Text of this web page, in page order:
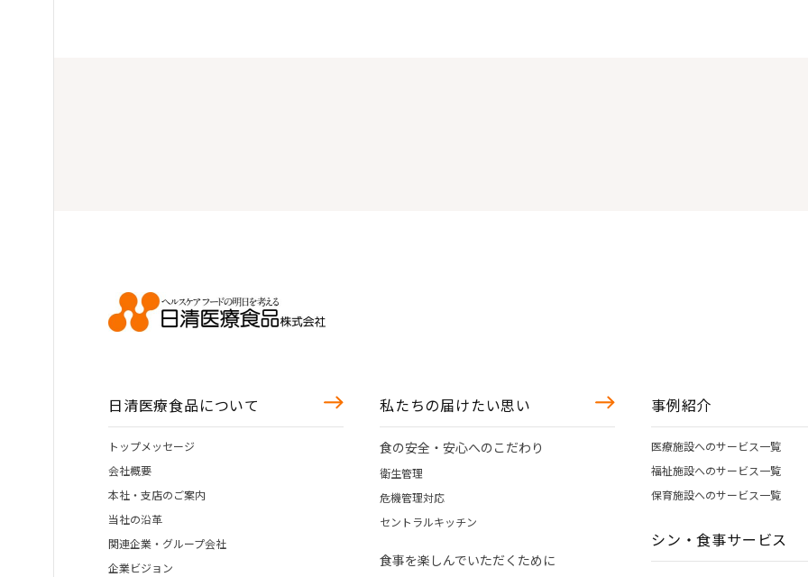
日清医療食品について
トップメッセージ
会社概要
本社・支店のご案内
当社の沿革
関連企業・グループ会社
企業ビジョン
私たちの届けたい思い
食の安全・安心へのこだわり
衛生管理
危機管理対応
セントラルキッチン
食事を楽しんでいただくために
事例紹介
医療施設へのサービス一覧
福祉施設へのサービス一覧
保育施設へのサービス一覧
シン・食事サービス